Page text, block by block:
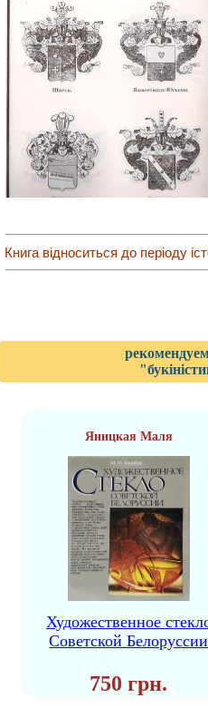
Книга відноситься до періоду
Яницкая Маля
Художественное
Советской Белоруссии
750 грн.